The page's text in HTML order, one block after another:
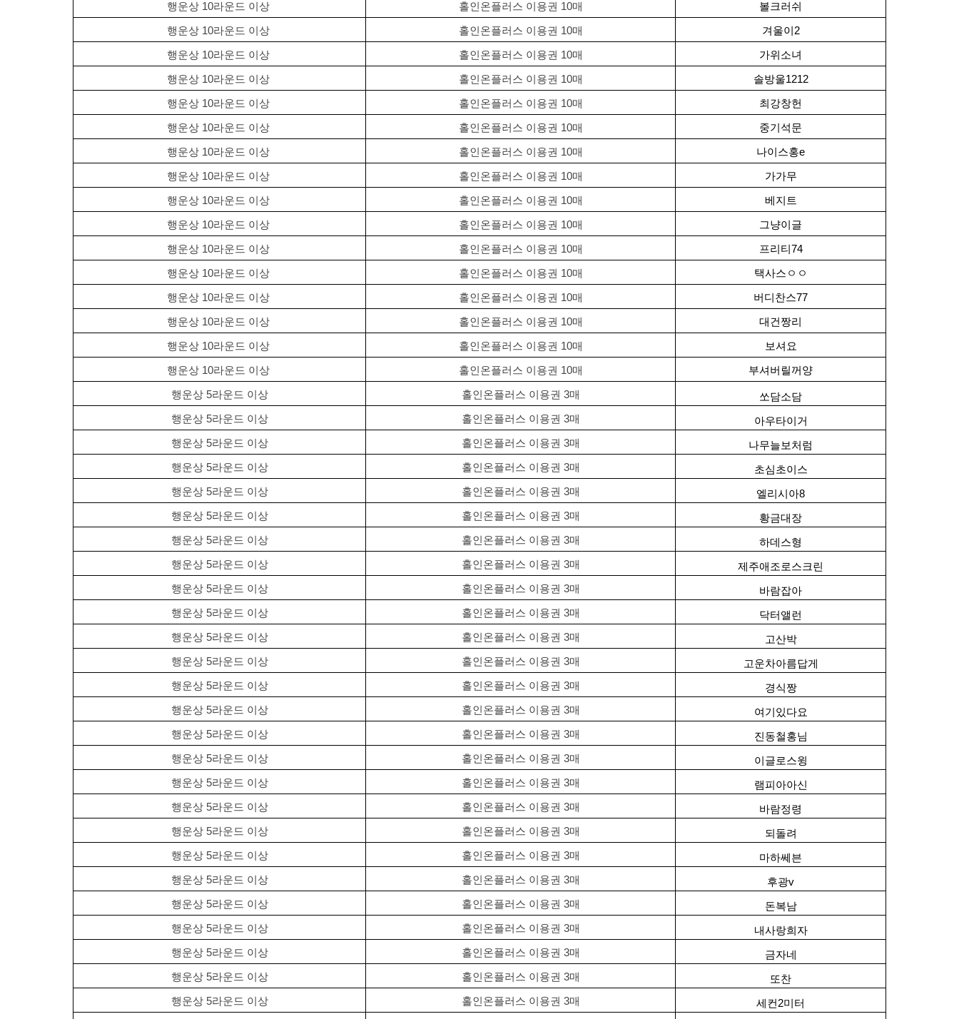
행운상 10라운드 이상 홀인온플러스 이용권 10매 볼크러쉬
행운상 10라운드 이상 홀인온플러스 이용권 10매 겨울이2
행운상 10라운드 이상 홀인온플러스 이용권 10매 가위소녀
행운상 10라운드 이상 홀인온플러스 이용권 10매 솔방울1212
행운상 10라운드 이상 홀인온플러스 이용권 10매 최강창헌
행운상 10라운드 이상 홀인온플러스 이용권 10매 중기석문
행운상 10라운드 이상 홀인온플러스 이용권 10매 나이스홍e
행운상 10라운드 이상 홀인온플러스 이용권 10매 가가무
행운상 10라운드 이상 홀인온플러스 이용권 10매 베지트
행운상 10라운드 이상 홀인온플러스 이용권 10매 그냥이글
행운상 10라운드 이상 홀인온플러스 이용권 10매 프리티74
행운상 10라운드 이상 홀인온플러스 이용권 10매 택사스ㅇㅇ
행운상 10라운드 이상 홀인온플러스 이용권 10매 버디찬스77
행운상 10라운드 이상 홀인온플러스 이용권 10매 대건짱리
행운상 10라운드 이상 홀인온플러스 이용권 10매 보셔요
행운상 10라운드 이상 홀인온플러스 이용권 10매 부셔버릴꺼양
행운상 5라운드 이상 홀인온플러스 이용권 3매
쏘담소담
행운상 5라운드 이상
홀인온플러스 이용권 3매
아우타이거
행운상 5라운드 이상
홀인온플러스 이용권 3매
나무늘보처럼
행운상 5라운드 이상
홀인온플러스 이용권 3매
초심초이스
행운상 5라운드 이상
홀인온플러스 이용권 3매
엘리시아8
행운상 5라운드 이상
홀인온플러스 이용권 3매
황금대장
행운상 5라운드 이상
홀인온플러스 이용권 3매
하데스형
행운상 5라운드 이상
홀인온플러스 이용권 3매
제주애조로스크린
행운상 5라운드 이상
홀인온플러스 이용권 3매
바람잡아
행운상 5라운드 이상
홀인온플러스 이용권 3매
닥터앨런
행운상 5라운드 이상
홀인온플러스 이용권 3매
고산박
행운상 5라운드 이상
홀인온플러스 이용권 3매
고운차아름답게
행운상 5라운드 이상
홀인온플러스 이용권 3매
경식짱
행운상 5라운드 이상
홀인온플러스 이용권 3매
여기있다요
행운상 5라운드 이상
홀인온플러스 이용권 3매
진동철홍님
행운상 5라운드 이상
홀인온플러스 이용권 3매
이글로스윙
행운상 5라운드 이상
홀인온플러스 이용권 3매
램피아아신
행운상 5라운드 이상
홀인온플러스 이용권 3매
바람정령
행운상 5라운드 이상
홀인온플러스 이용권 3매
되돌려
행운상 5라운드 이상
홀인온플러스 이용권 3매
마하쎄븐
행운상 5라운드 이상
홀인온플러스 이용권 3매
후광v
행운상 5라운드 이상
홀인온플러스 이용권 3매
돈복남
행운상 5라운드 이상
홀인온플러스 이용권 3매
내사랑희자
행운상 5라운드 이상
홀인온플러스 이용권 3매
금자네
행운상 5라운드 이상
홀인온플러스 이용권 3매
또찬
행운상 5라운드 이상
홀인온플러스 이용권 3매 세컨2미터